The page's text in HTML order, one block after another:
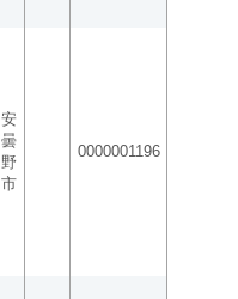
安
曇
野
市
0000001196